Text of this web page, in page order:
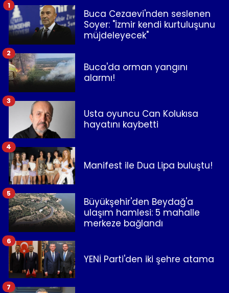
Buca Cezaevi'nden seslenen
Soyer: "İzmir kendi kurtuluşunu
müjdeleyecek"
1
Buca'da orman yangını
alarmı!
2
Usta oyuncu Can Kolukısa
hayatını kaybetti
3
Manifest ile Dua Lipa buluştu!
4
Büyükşehir'den Beydağ'a
ulaşım hamlesi: 5 mahalle
merkeze bağlandı
5
YENİ Parti'den iki şehre atama
6
7